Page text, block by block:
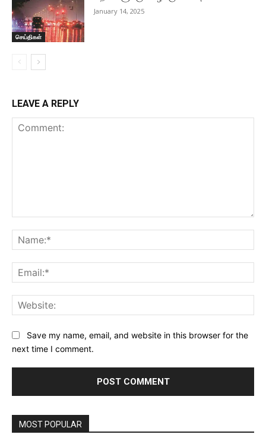
செய்திகள்
January 14, 2025
LEAVE A REPLY
Save my name, email, and website in this browser for the
next time I comment.
MOST POPULAR